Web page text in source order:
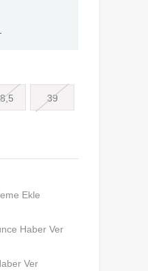
39
Ekle
Haber Ver
Ver